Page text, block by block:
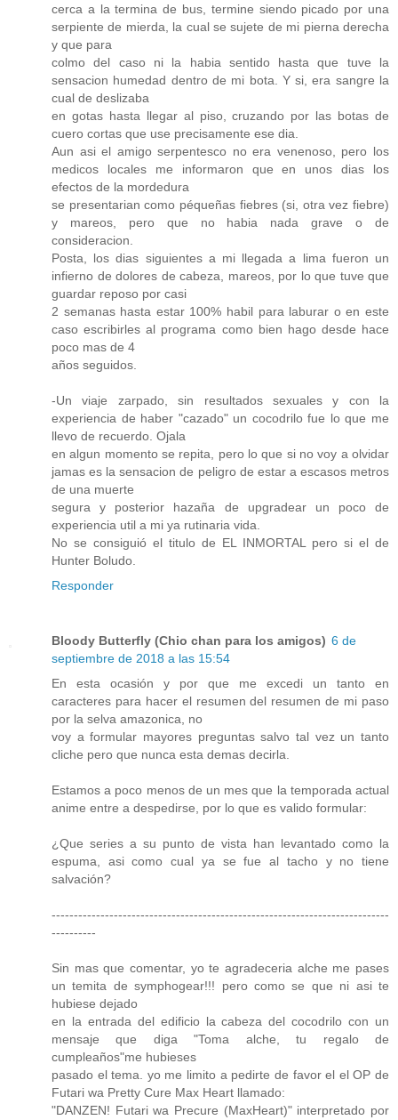
cerca a la termina de bus, termine siendo picado por una
serpiente de mierda, la cual se sujete de mi pierna derecha
y que para
colmo del caso ni la habia sentido hasta que tuve la
sensacion humedad dentro de mi bota. Y si, era sangre la
cual de deslizaba
en gotas hasta llegar al piso, cruzando por las botas de
cuero cortas que use precisamente ese dia.
Aun asi el amigo serpentesco no era venenoso, pero los
medicos locales me informaron que en unos dias los
efectos de la mordedura
se presentarian como péqueñas fiebres (si, otra vez fiebre)
y mareos, pero que no habia nada grave o de
consideracion.
Posta, los dias siguientes a mi llegada a lima fueron un
infierno de dolores de cabeza, mareos, por lo que tuve que
guardar reposo por casi
2 semanas hasta estar 100% habil para laburar o en este
caso escribirles al programa como bien hago desde hace
poco mas de 4
años seguidos.
-Un viaje zarpado, sin resultados sexuales y con la
experiencia de haber "cazado" un cocodrilo fue lo que me
llevo de recuerdo. Ojala
en algun momento se repita, pero lo que si no voy a olvidar
jamas es la sensacion de peligro de estar a escasos metros
de una muerte
segura y posterior hazaña de upgradear un poco de
experiencia util a mi ya rutinaria vida.
No se consiguió el titulo de EL INMORTAL pero si el de
Hunter Boludo.
Responder
Bloody Butterfly (Chio chan para los amigos) 6 de
septiembre de 2018 a las 15:54
En esta ocasión y por que me excedi un tanto en
caracteres para hacer el resumen del resumen de mi paso
por la selva amazonica, no
voy a formular mayores preguntas salvo tal vez un tanto
cliche pero que nunca esta demas decirla.
Estamos a poco menos de un mes que la temporada actual
anime entre a despedirse, por lo que es valido formular:
¿Que series a su punto de vista han levantado como la
espuma, asi como cual ya se fue al tacho y no tiene
salvación?
----------------------------------------------------------------------------
----------
Sin mas que comentar, yo te agradeceria alche me pases
un temita de symphogear!!! pero como se que ni asi te
hubiese dejado
en la entrada del edificio la cabeza del cocodrilo con un
mensaje que diga "Toma alche, tu regalo de
cumpleaños"me hubieses
pasado el tema. yo me limito a pedirte de favor el el OP de
Futari wa Pretty Cure Max Heart llamado:
"DANZEN! Futari wa Precure (MaxHeart)" interpretado por